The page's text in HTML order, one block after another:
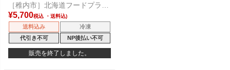
［稚内市］北海道フードプラン
ニング
¥5,700税込
送料込み
冷凍
代引き不可
NP後払い不可
販売を終了しました。